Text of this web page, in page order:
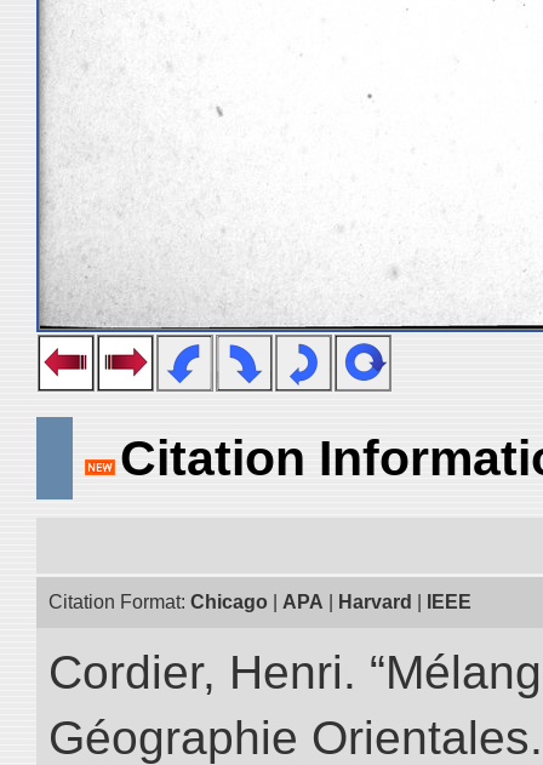
Citation
Citation Format: Chicago APA Harvard IEEE
Cordier, Henri.
Géographie